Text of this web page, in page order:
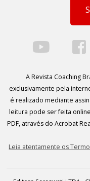
A Revista Coaching
exclusivamente pela
é realizado mediante
leitura pode ser feita
PDF, através do Acrobat
Leia atentamente os